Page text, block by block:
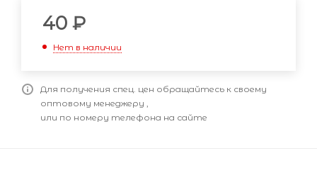
40 ₽
Нет в наличии
Для получения спец. цен обращайтесь к своему
оптовому менеджеру ,
или по номеру телефона на сайте